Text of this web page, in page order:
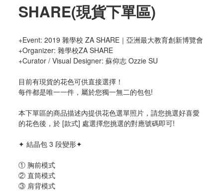
SHARE(現貨下單區)
+Event: 2019 雜學校 ZA SHARE｜亞洲最大教育創新博覽會
+Organizer: 雜學校ZA SHARE
+Curator / Visual Designer: 蘇仰志 Ozzie SU
目前有現貨的花色可供直接選擇！
每件都是唯一一件，屬於您獨一無二的包包!
本下單區的商品描述內提供花色選單照片，請您挑選好喜愛
的花色後，於 [款式] 處選擇您挑選的對應號碼即可!
✦ 結晶包 3 段變形✦
① 胸前模式
② 直筒模式
③ 肩背模式